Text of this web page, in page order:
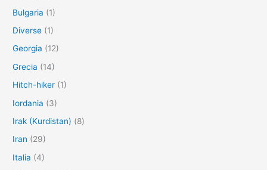
Bulgaria (1)
Diverse (1)
Georgia (12)
Grecia (14)
Hitch-hiker (1)
Iordania (3)
Irak (Kurdistan) (8)
Iran (29)
Italia (4)